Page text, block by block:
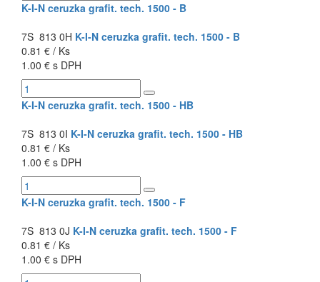
K-I-N ceruzka grafit. tech. 1500 - B
7S 813 0H K-I-N ceruzka grafit. tech. 1500 - B
0.81 € / Ks
1.00 € s DPH
K-I-N ceruzka grafit. tech. 1500 - HB
7S 813 0I K-I-N ceruzka grafit. tech. 1500 - HB
0.81 € / Ks
1.00 € s DPH
K-I-N ceruzka grafit. tech. 1500 - F
7S 813 0J K-I-N ceruzka grafit. tech. 1500 - F
0.81 € / Ks
1.00 € s DPH